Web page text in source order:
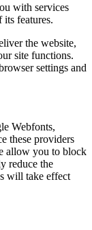
with services
its features.
the website,
site functions.
settings and
Webfonts,
these providers
allow you to block
reduce the
will take effect